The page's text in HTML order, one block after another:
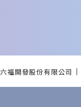
六福開發股份有限公司